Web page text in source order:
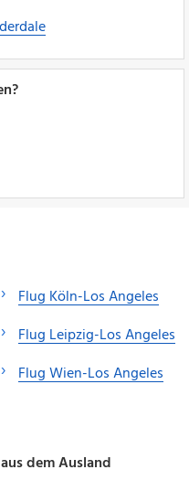
Flug Köln-Los Angeles
Flug Leipzig-Los Angeles
Flug Wien-Los Angeles
dem Ausland